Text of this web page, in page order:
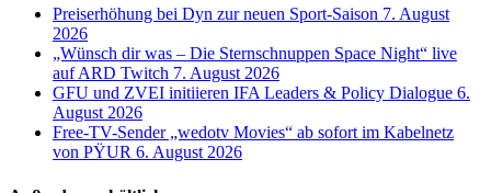
Preiserhöhung bei Dyn zur neuen Sport-Saison 7. August
2026
„Wünsch dir was – Die Sternschnuppen Space Night“ live
auf ARD Twitch 7. August 2026
GFU und ZVEI initiieren IFA Leaders & Policy Dialogue 6.
August 2026
Free-TV-Sender „wedotv Movies“ ab sofort im Kabelnetz
von PŸUR 6. August 2026